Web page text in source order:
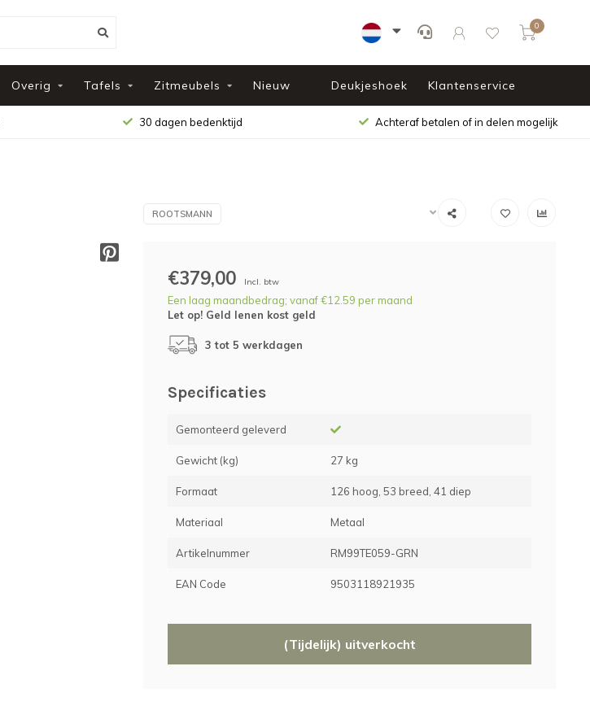
0
Overig Tafels Zitmeubels Nieuw Deukjeshoek Klantenservice
30 dagen bedenktijd Achteraf betalen of in delen mogelijk
ROOTSMANN
€379,00 Incl. btw
Een laag maandbedrag; vanaf €12.59 per maand
Let op! Geld lenen kost geld
3 tot 5 werkdagen
Specificaties
Gemonteerd geleverd
Gewicht (kg) 27 kg
Formaat 126 hoog, 53 breed, 41 diep
Materiaal Metaal
Artikelnummer RM99TE059-GRN
EAN Code 9503118921935
(Tijdelijk) uitverkocht